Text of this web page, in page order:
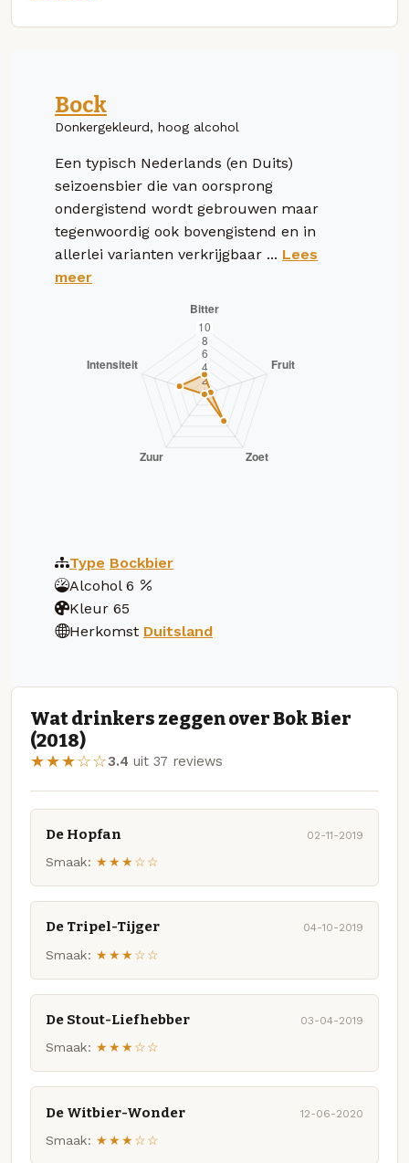
Bock
Donkergekleurd, hoog alcohol
Een typisch Nederlands (en Duits)
seizoensbier die van oorsprong
ondergistend wordt gebrouwen maar
tegenwoordig ook bovengistend en in
allerlei varianten verkrijgbaar ... Lees
meer
Type Bockbier
Alcohol 6
Kleur 65
Herkomst Duitsland
Wat drinkers zeggen over Bok Bier
(2018)
★★★☆☆3.4 uit 37 reviews
De Hopfan 02-11-2019
Smaak: ★★★☆☆
De Tripel-Tijger 04-10-2019
Smaak: ★★★☆☆
De Stout-Liefhebber 03-04-2019
Smaak: ★★★☆☆
De Witbier-Wonder 12-06-2020
Smaak: ★★★☆☆